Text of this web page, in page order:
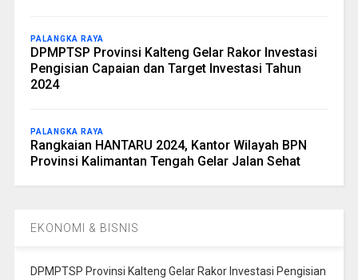
PALANGKA RAYA
DPMPTSP Provinsi Kalteng Gelar Rakor Investasi
Pengisian Capaian dan Target Investasi Tahun
2024
PALANGKA RAYA
Rangkaian HANTARU 2024, Kantor Wilayah BPN
Provinsi Kalimantan Tengah Gelar Jalan Sehat
EKONOMI & BISNIS
DPMPTSP Provinsi Kalteng Gelar Rakor Investasi Pengisian